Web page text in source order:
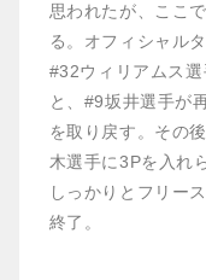
思われたが、ここ
る。オフィシャル
#32ウィリアムス
と、#9坂井選手が
を取り戻す。その
木選手に3Pを入れ
しっかりとフリー
終了。